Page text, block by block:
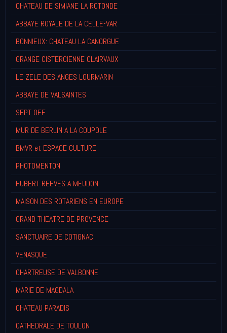
CHATEAU DE SIMIANE LA ROTONDE
ABBAYE ROYALE DE LA CELLE-VAR
BONNIEUX: CHATEAU LA CANORGUE
GRANGE CISTERCIENNE CLAIRVAUX
LE ZELE DES ANGES LOURMARIN
ABBAYE DE VALSAINTES
SEPT OFF
MUR DE BERLIN A LA COUPOLE
BMVR et ESPACE CULTURE
PHOTOMENTON
HUBERT REEVES A MEUDON
MAISON DES ROTARIENS EN EUROPE
GRAND THEATRE DE PROVENCE
SANCTUAIRE DE COTIGNAC
VENASQUE
CHARTREUSE DE VALBONNE
MARIE DE MAGDALA
CHATEAU PARADIS
CATHEDRALE DE TOULON